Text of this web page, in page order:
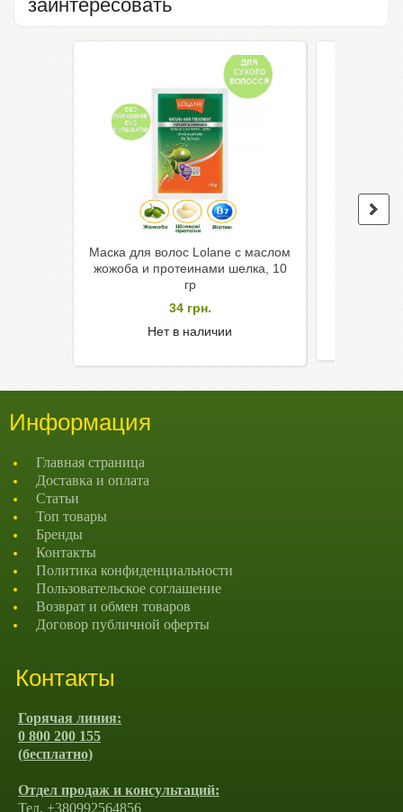
заинтересовать
Маска для волос Lolane с маслом
жожоба и протеинами шелка, 10
гр
34 грн.
Нет в наличии
Информация
Главная страница
Доставка и оплата
Статьи
Топ товары
Бренды
Контакты
Политика конфиденциальности
Пользовательское соглашение
Возврат и обмен товаров
Договор публичной оферты
Контакты
Горячая линия:
0 800 200 155
(бесплатно)
Отдел продаж и консультаций:
Тел. +380992564856